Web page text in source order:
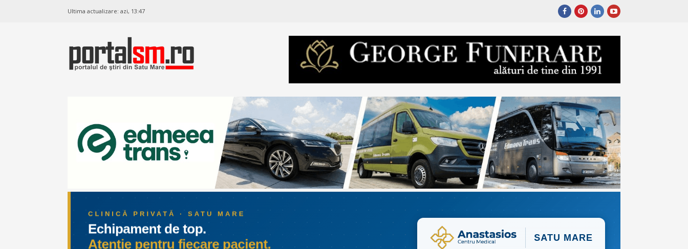
Ultima actualizare: azi, 13:47